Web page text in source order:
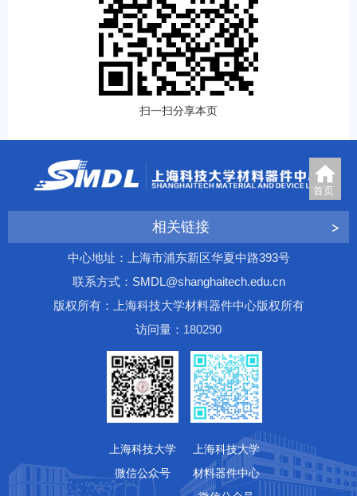
扫一扫分享本页
相关链接
中心地址：上海市浦东新区华夏中路393号
联系方式：SMDL@shanghaitech.edu.cn
版权所有：上海科技大学材料器件中心版权所有
访问量： 180290
上海科技大学
微信公众号
上海科技大学
材料器件中心
首页